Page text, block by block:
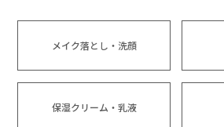
メイク落とし・洗顔
保湿クリーム・乳液